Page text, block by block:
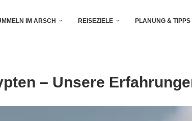
IM ARSCH REISEZIELE PLANUNG & TIPPS
– Unsere